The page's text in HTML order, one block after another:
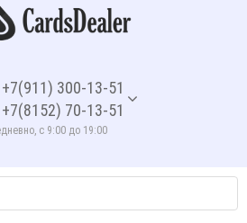
+7(911) 300-13-51
+7(8152) 70-13-51
с 9:00 до 19:00